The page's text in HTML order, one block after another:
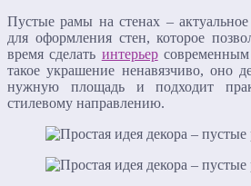
Пустые рамы на стенах –
для оформления стен, которое
время сделать интерьер
такое украшение ненавязчиво, оно
нужную площадь и подходит
стилевому направлению.